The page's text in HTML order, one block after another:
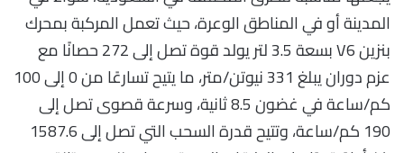
المدينة أو في المناطق الوعرة، حيث تعمل المركبة بمحرك
بنزين V6 بسعة 3.5 لتر يولد قوة تصل إلى 272 حصانًا مع
عزم دوران يبلغ 331 نيوتن/متر، ما يتيح تسارعًا من 0 إلى 100
كم/ساعة في غضون 8.5 ثانية، وسرعة قصوى تصل إلى
190 كم/ساعة، وتتيح قدرة السحب التي تصل إلى 1587.6